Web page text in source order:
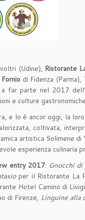
(Udine), Ristorante
di Fidenza (Parma),
far parte nel 2017
e culture
e lo è ancor oggi, la
coltivata,
artistica Solimene
esperienza culinaria
entry 2017: Gnocchi di
per il Ristorante La
Hotel Camino di
di Firenze, Linguine alla